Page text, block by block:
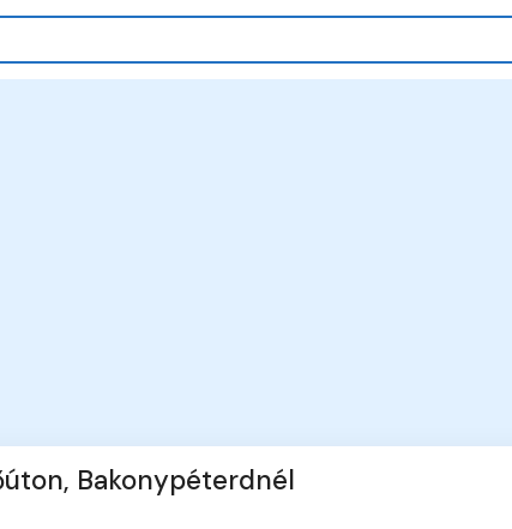
Bakonypéterdnél